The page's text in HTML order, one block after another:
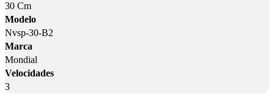
30 Cm
Modelo
Nvsp-30-B2
Marca
Mondial
Velocidades
3